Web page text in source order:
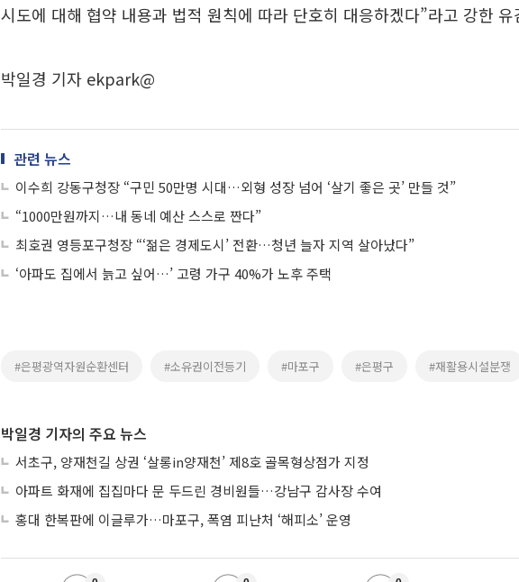
시도에 대해 협약 내용과 법적 원칙에 따라 단호히 대응하겠다”라고 강한
박일경 기자 ekpark@
관련 뉴스
이수희 강동구청장 “구민 50만명 시대…외형 성장 넘어 ‘살기 좋은 곳’ 만들 것”
“1000만원까지…내 동네 예산 스스로 짠다”
최호권 영등포구청장 “‘젊은 경제도시’ 전환…청년 늘자 지역 살아났다”
‘아파도 집에서 늙고 싶어…’ 고령 가구 40%가 노후 주택
#은평광역자원순환센터 #소유권이전등기 #마포구 #은평구 #재활용시설분쟁
박일경 기자의 주요 뉴스
서초구, 양재천길 상권 ‘살롱in양재천’ 제8호 골목형상점가 지정
아파트 화재에 집집마다 문 두드린 경비원들…강남구 감사장 수여
홍대 한복판에 이글루가…마포구, 폭염 피난처 ‘해피소’ 운영